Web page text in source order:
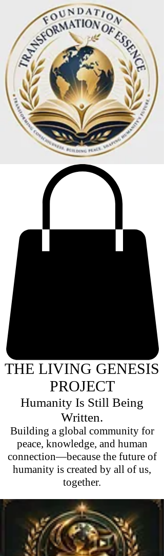
THE LIVING GENESIS
PROJECT
Humanity Is Still Being
Written.
Building a global community for
peace, knowledge, and human
connection—because the future of
humanity is created by all of us,
together.